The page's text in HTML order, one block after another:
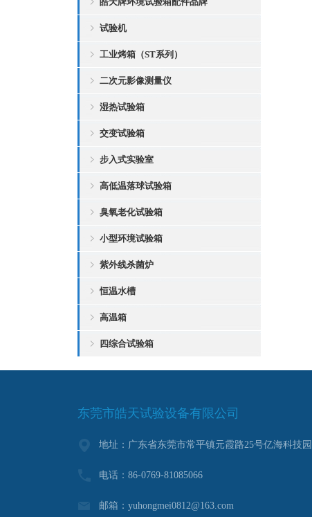
试验机
工业烤箱（ST系列）
二次元影像测量仪
湿热试验箱
交变试验箱
步入式实验室
高低温落球试验箱
臭氧老化试验箱
小型环境试验箱
紫外线杀菌炉
恒温水槽
高温箱
四综合试验箱
东莞市皓天试验设备有限公司
地址：广东省东莞市常平镇元霞路25号亿海科技
电话：86-0769-81085066
邮箱：yuhongmei0812@163.com